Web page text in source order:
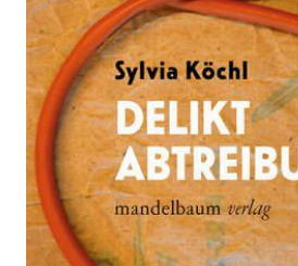
Frauenarmut, ungewollte
illegale Abbrüche
Von Sylvia Köchl
Verlag:
Mandelbaum